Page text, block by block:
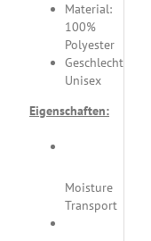
Material:
100%
Polyester
Geschlecht:
Unisex
Eigenschaften:
Moisture
Transport